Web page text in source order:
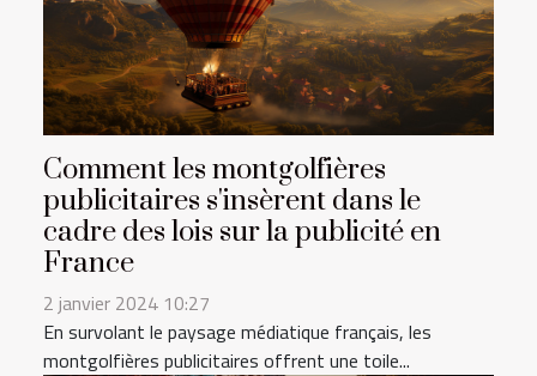
Comment les montgolfières
publicitaires s'insèrent dans le
cadre des lois sur la publicité en
France
2 janvier 2024 10:27
En survolant le paysage médiatique français, les
montgolfières publicitaires offrent une toile...